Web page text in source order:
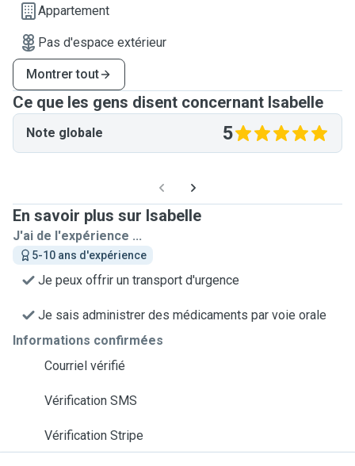
Appartement
Pas d'espace extérieur
Montrer tout
Ce que les gens disent concernant Isabelle
Note globale 5
En savoir plus sur Isabelle
J'ai de l'expérience ...
5-10 ans d'expérience
Je peux offrir un transport d'urgence
Je sais administrer des médicaments par voie orale
Informations confirmées
Courriel vérifié
Vérification SMS
Vérification Stripe